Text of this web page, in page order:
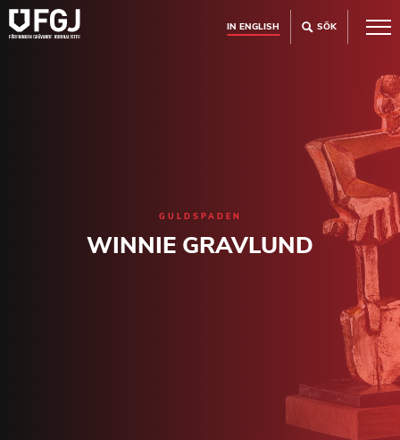
IN ENGLISH SÖK
GULDSPADEN
WINNIE GRAVLUND